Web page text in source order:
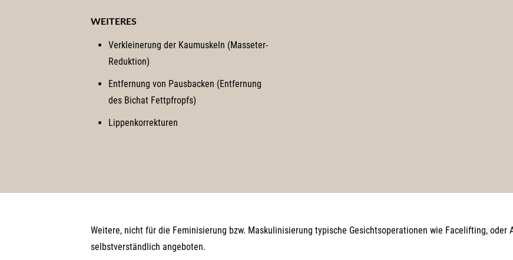
WEITERES
Verkleinerung der Kaumuskeln (Masseter-
Reduktion)
Entfernung von Pausbacken (Entfernung
des Bichat Fettpfropfs)
Lippenkorrekturen
Weitere, nicht für die Feminisierung bzw. Maskulinisierung typische Gesichtsoperationen wie Facelifting, oder
selbstverständlich angeboten.